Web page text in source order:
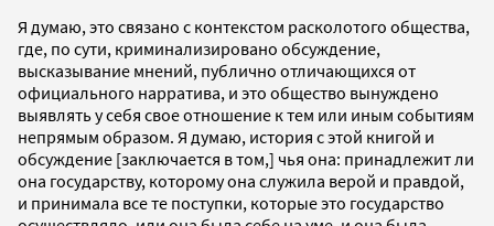
Я думаю, это связано с контекстом расколотого общества,
где, по сути, криминализировано обсуждение,
высказывание мнений, публично отличающихся от
официального нарратива, и это общество вынуждено
выявлять у себя свое отношение к тем или иным событиям
непрямым образом. Я думаю, история с этой книгой и
обсуждение [заключается в том,] чья она: принадлежит ли
она государству, которому она служила верой и правдой,
и принимала все те поступки, которые это государство